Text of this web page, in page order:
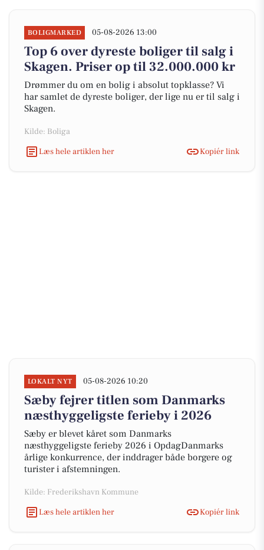
BOLIGMARKED 05-08-2026 13:00
Top 6 over dyreste boliger til salg i
Skagen. Priser op til 32.000.000 kr
Drømmer du om en bolig i absolut topklasse? Vi
har samlet de dyreste boliger, der lige nu er til salg i
Skagen.
Kilde: Boliga
Læs hele artiklen her
Kopiér link
LOKALT NYT 05-08-2026 10:20
Sæby fejrer titlen som Danmarks
næsthyggeligste ferieby i 2026
Sæby er blevet kåret som Danmarks
næsthyggeligste ferieby 2026 i OpdagDanmarks
årlige konkurrence, der inddrager både borgere og
turister i afstemningen.
Kilde: Frederikshavn Kommune
Læs hele artiklen her
Kopiér link